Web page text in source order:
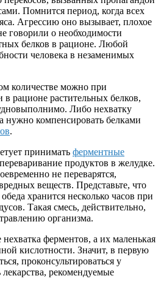
Помнится период, когда всех
Агрессию оно вызывает, плохое
говорили о необходимости
белков в рационе. Любой
человека в незаменимых
количестве можно при
в рационе растительных белков,
Либо нехватку
нужно компенсировать белками
.
принимать ферментные
продуктов в желудке.
не переварятся,
веществ. Представьте, что
хранится несколько часов при
Такая смесь, действительно,
организма.
ферментов, а их маленькая
кислотности. Значит, в первую
проконсультироваться у
лекарства, рекомендуемые